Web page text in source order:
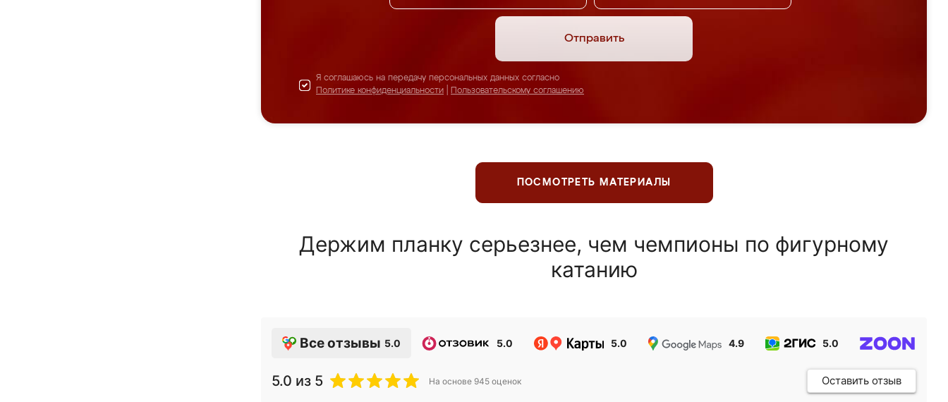
Отправить
Я соглашаюсь на передачу персональных данных согласно
Политике конфиденциальности
Пользовательскому соглашению
ПОСМОТРЕТЬ МАТЕРИАЛЫ
Держим планку серьезнее, чем чемпионы по фигурному
катанию
Все отзывы 5.0 5.0 5.0 4.9 5.0
5.0 из 5 На основе 945 оценок Оставить отзыв